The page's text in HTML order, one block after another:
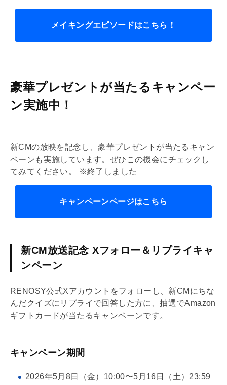
メイキングエピソードはこちら！
豪華プレゼントが当たるキャンペー
ン実施中！
新CMの放映を記念し、豪華プレゼントが当たるキャン
ペーンも実施しています。ぜひこの機会にチェックし
てみてください。 ※終了しました
キャンペーンページはこちら
新CM放送記念 Xフォロー＆リプライキャ
ンペーン
RENOSY公式Xアカウントをフォローし、新CMにちな
んだクイズにリプライで回答した方に、抽選でAmazon
ギフトカードが当たるキャンペーンです。
キャンペーン期間
2026年5月8日（金）10:00〜5月16日（土）23:59